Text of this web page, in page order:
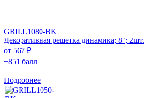
GRILL1080-BK
Декоративная решетка динамика; 8"; 2шт.
от 567 ₽
+851 балл
Подробнее